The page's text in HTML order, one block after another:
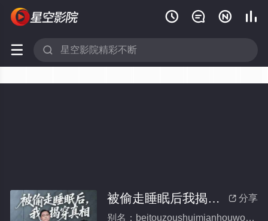
   
 
 分享
被偷走睡眠后我揭穿真相(全集)
别名：beitouzoushuimianhouwojiechuanzhenxiang